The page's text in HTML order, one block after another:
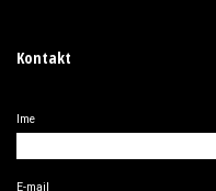
Kontakt
Ime
E-mail